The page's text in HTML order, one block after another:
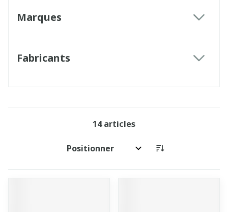
Marques
Fabricants
14articles
Trier par: